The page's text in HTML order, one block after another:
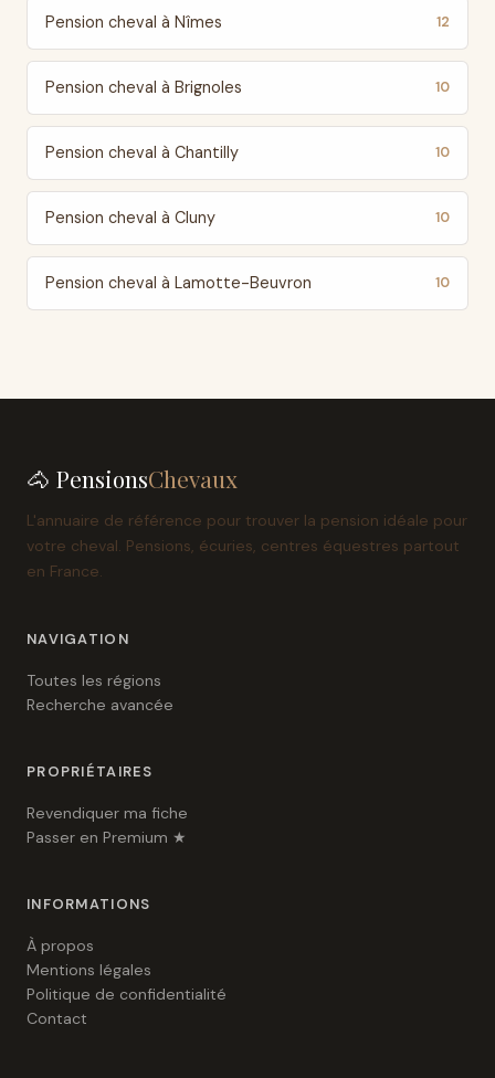
Pension cheval à Nîmes 12
Pension cheval à Brignoles 10
Pension cheval à Chantilly 10
Pension cheval à Cluny 10
Pension cheval à Lamotte-Beuvron 10
🐴 PensionsChevaux
L'annuaire de référence pour trouver la pension idéale pour
votre cheval. Pensions, écuries, centres équestres partout
en France.
NAVIGATION
Toutes les régions
Recherche avancée
PROPRIÉTAIRES
Revendiquer ma fiche
Passer en Premium ★
INFORMATIONS
À propos
Mentions légales
Politique de confidentialité
Contact